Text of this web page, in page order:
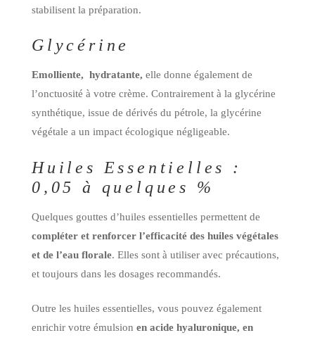
stabilisent la préparation.
Glycérine
Emolliente, hydratante, elle donne également de
l’onctuosité à votre crème. Contrairement à la glycérine
synthétique, issue de dérivés du pétrole, la glycérine
végétale a un impact écologique négligeable.
Huiles Essentielles :
0,05 à quelques %
Quelques gouttes d’huiles essentielles permettent de
compléter et renforcer l’efficacité des huiles végétales
et de l’eau florale. Elles sont à utiliser avec précautions,
et toujours dans les dosages recommandés.
Outre les huiles essentielles, vous pouvez également
enrichir votre émulsion en acide hyaluronique, en